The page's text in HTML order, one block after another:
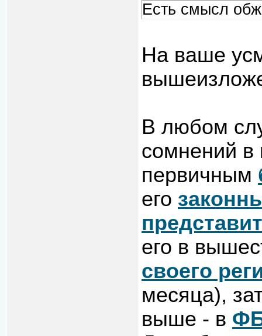
Есть смысл
На ваше
В любом
сомнений в
первичным
его
его в
своего
месяца),
выше - в